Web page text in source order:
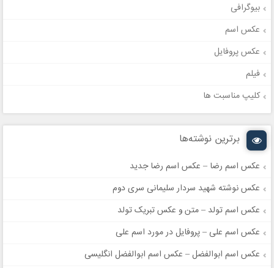
بیوگرافی
عکس اسم
عکس پروفایل
فیلم
کلیپ مناسبت ها
برترین نوشته‌ها
عکس اسم رضا – عکس اسم رضا جدید
عکس نوشته شهید سردار سلیمانی سری دوم
عکس اسم تولد – متن و عکس تبریک تولد
عکس اسم علی – پروفایل در مورد اسم علی
عکس اسم ابوالفضل – عکس اسم ابوالفضل انگلیسی